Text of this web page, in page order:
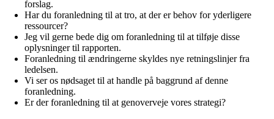
forslag.
Har du foranledning til at tro, at der er behov for yderligere
ressourcer?
Jeg vil gerne bede dig om foranledning til at tilføje disse
oplysninger til rapporten.
Foranledning til ændringerne skyldes nye retningslinjer fra
ledelsen.
Vi ser os nødsaget til at handle på baggrund af denne
foranledning.
Er der foranledning til at genoverveje vores strategi?